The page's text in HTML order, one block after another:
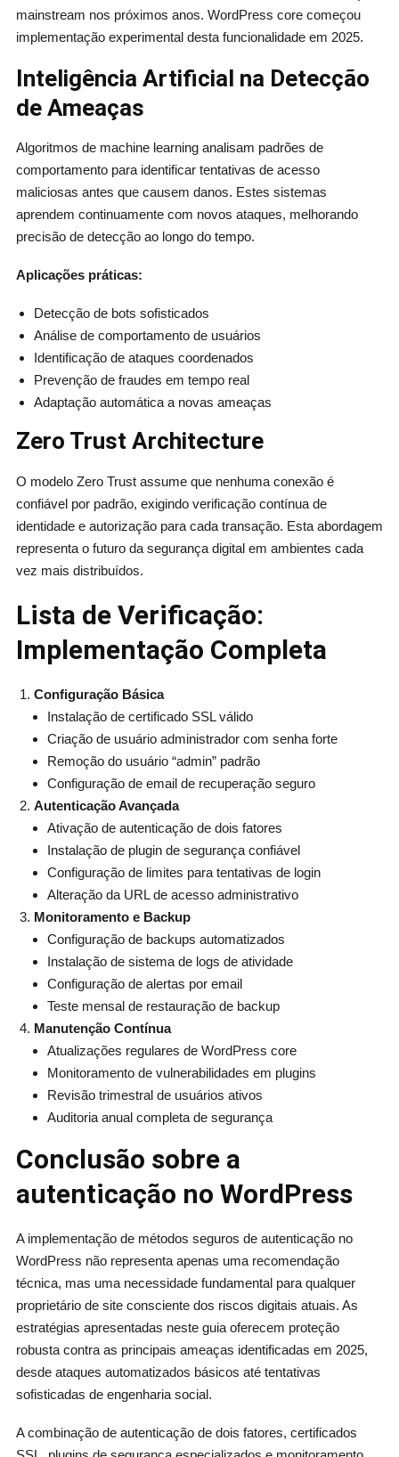
mainstream nos próximos anos. WordPress core começou
implementação experimental desta funcionalidade em 2025.
Inteligência Artificial na Detecção
de Ameaças
Algoritmos de machine learning analisam padrões de
comportamento para identificar tentativas de acesso
maliciosas antes que causem danos. Estes sistemas
aprendem continuamente com novos ataques, melhorando
precisão de detecção ao longo do tempo.
Aplicações práticas:
Detecção de bots sofisticados
Análise de comportamento de usuários
Identificação de ataques coordenados
Prevenção de fraudes em tempo real
Adaptação automática a novas ameaças
Zero Trust Architecture
O modelo Zero Trust assume que nenhuma conexão é
confiável por padrão, exigindo verificação contínua de
identidade e autorização para cada transação. Esta abordagem
representa o futuro da segurança digital em ambientes cada
vez mais distribuídos.
Lista de Verificação:
Implementação Completa
Configuração Básica
Instalação de certificado SSL válido
Criação de usuário administrador com senha forte
Remoção do usuário “admin” padrão
Configuração de email de recuperação seguro
Autenticação Avançada
Ativação de autenticação de dois fatores
Instalação de plugin de segurança confiável
Configuração de limites para tentativas de login
Alteração da URL de acesso administrativo
Monitoramento e Backup
Configuração de backups automatizados
Instalação de sistema de logs de atividade
Configuração de alertas por email
Teste mensal de restauração de backup
Manutenção Contínua
Atualizações regulares de WordPress core
Monitoramento de vulnerabilidades em plugins
Revisão trimestral de usuários ativos
Auditoria anual completa de segurança
Conclusão sobre a
autenticação no WordPress
A implementação de métodos seguros de autenticação no
WordPress não representa apenas uma recomendação
técnica, mas uma necessidade fundamental para qualquer
proprietário de site consciente dos riscos digitais atuais. As
estratégias apresentadas neste guia oferecem proteção
robusta contra as principais ameaças identificadas em 2025,
desde ataques automatizados básicos até tentativas
sofisticadas de engenharia social.
A combinação de autenticação de dois fatores, certificados